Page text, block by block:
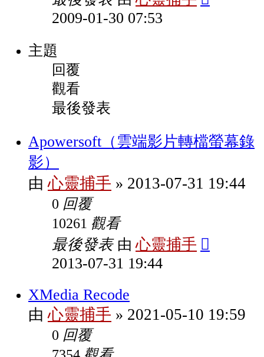
2009-01-30 07:53
主題
回覆
觀看
最後發表
Apowersoft（雲端影片轉檔螢幕錄
影）
由心靈捕手 » 2013-07-31 19:44
0 回覆
10261 觀看
最後發表 由心靈捕手
2013-07-31 19:44
XMedia Recode
由心靈捕手 » 2021-05-10 19:59
0 回覆